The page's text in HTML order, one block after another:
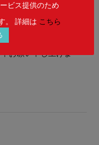
後にご希望の商品を
ございます。
お願い申し上げま
ビス提供のため
。 詳細は こちら